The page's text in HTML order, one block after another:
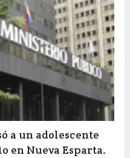
a un adolescente
Nueva Esparta.